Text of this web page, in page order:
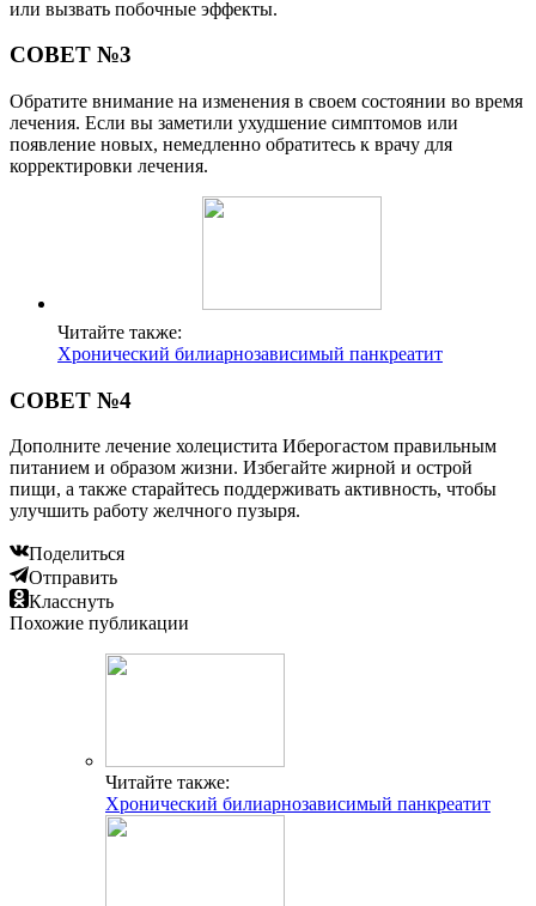
или вызвать побочные эффекты.
СОВЕТ №3
Обратите внимание на изменения в своем состоянии во время
лечения. Если вы заметили ухудшение симптомов или
появление новых, немедленно обратитесь к врачу для
корректировки лечения.
Читайте также:
Хронический билиарнозависимый панкреатит
СОВЕТ №4
Дополните лечение холецистита Иберогастом правильным
питанием и образом жизни. Избегайте жирной и острой
пищи, а также старайтесь поддерживать активность, чтобы
улучшить работу желчного пузыря.
Поделиться
Отправить
Класснуть
Похожие публикации
Читайте также:
Хронический билиарнозависимый панкреатит